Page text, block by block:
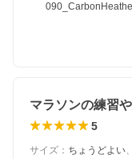
ヒートギア商品は
5
サイズ ： ちょうどよい、